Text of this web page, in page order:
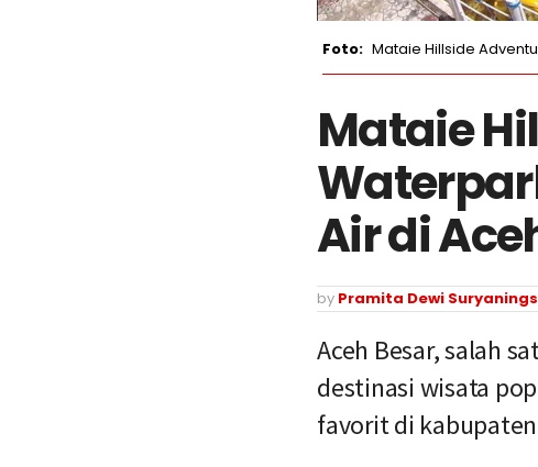
Mataie Hillside
Mataie
Air di
by Pramita Dewi
Aceh Besar, salah
destinasi wisata
favorit di